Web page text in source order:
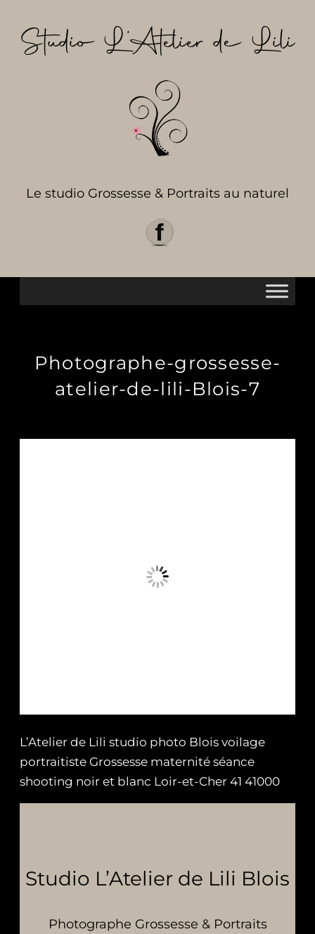
contenu
Studio L’Atelier de Lili
Le studio Grossesse & Portraits au naturel
Photographe-grossesse-
atelier-de-lili-Blois-7
L’Atelier de Lili studio photo Blois voilage
portraitiste Grossesse maternité séance
shooting noir et blanc Loir-et-Cher 41 41000
Studio L’Atelier de Lili Blois
Photographe Grossesse & Portraits